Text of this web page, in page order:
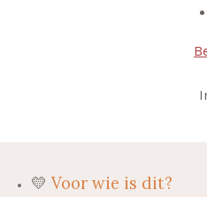
💛 Voor wie is dit?